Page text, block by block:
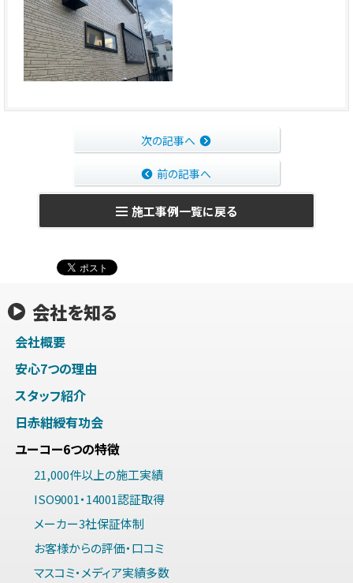
次の記事へ
前の記事へ
施工事例一覧に戻る
会社を知る
会社概要
安心7つの理由
スタッフ紹介
日赤紺綬有功会
ユーコー6つの特徴
21,000件以上の施工実績
ISO9001・14001認証取得
メーカー3社保証体制
お客様からの評価・口コミ
マスコミ・メディア実績多数